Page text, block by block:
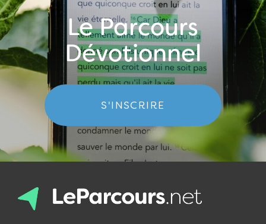
Le Parcours
Dévotionnel
S'INSCRIRE